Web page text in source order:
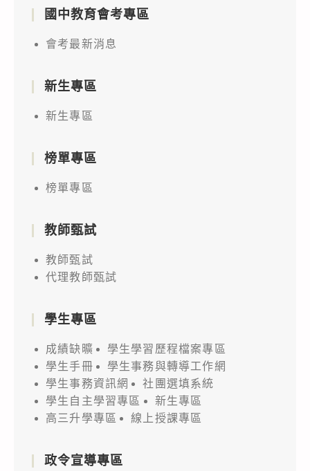
國中教育會考專區
會考最新消息
新生專區
新生專區
榜單專區
榜單專區
教師甄試
教師甄試
代理教師甄試
學生專區
成績缺曠
學生學習歷程檔案專區
學生手冊
學生事務與轉導工作網
學生事務資訊網
社團選填系統
學生自主學習專區
新生專區
高三升學專區
線上授課專區
政令宣導專區